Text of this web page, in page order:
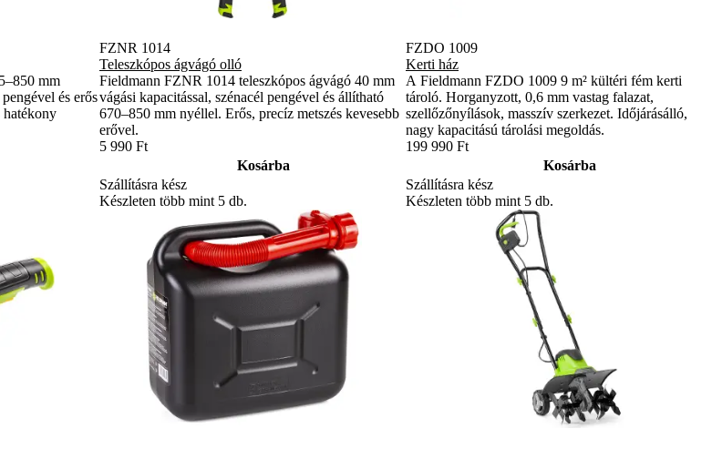
mm
és erős
FZNR 1014
Teleszkópos ágvágó olló
Fieldmann FZNR 1014 teleszkópos ágvágó 40 mm
vágási kapacitással, szénacél pengével és állítható
670–850 mm nyéllel. Erős, precíz metszés kevesebb
erővel.
5 990 Ft
Kosárba
Szállításra kész
Készleten több mint 5 db.
FZDO 1009
Kerti ház
A Fieldmann FZDO 1009 9 m² kültéri fém kerti
tároló. Horganyzott, 0,6 mm vastag falazat,
szellőzőnyílások, masszív szerkezet. Időjárásálló,
nagy kapacitású tárolási megoldás.
199 990 Ft
Kosárba
Szállításra kész
Készleten több mint 5 db.